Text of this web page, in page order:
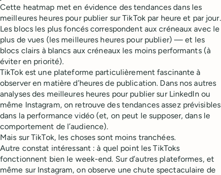
Cette heatmap met en évidence des tendances dans les
meilleures heures pour publier sur TikTok par heure et par jour.
Les blocs les plus foncés correspondent aux créneaux avec le
plus de vues (les meilleures heures pour publier) — et les
blocs clairs à blancs aux créneaux les moins performants (à
éviter en priorité).
TikTok est une plateforme particulièrement fascinante à
observer en matière d’heures de publication. Dans nos autres
analyses des meilleures heures pour publier sur LinkedIn ou
même Instagram, on retrouve des tendances assez prévisibles
dans la performance vidéo (et, on peut le supposer, dans le
comportement de l’audience).
Mais sur TikTok, les choses sont moins tranchées.
Autre constat intéressant : à quel point les TikToks
fonctionnent bien le week-end. Sur d’autres plateformes, et
même sur Instagram, on observe une chute spectaculaire de